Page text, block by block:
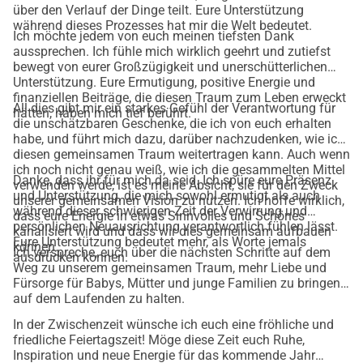
benötigen.
Meine neuen Fähigkeiten werden vielen zukünftigen
Müttern, Babys, jungen Familien und Gemeinschaften
dienen. Und wer weiß? Vielleicht kann ich sogar dich oder
jemanden, der dir sehr am Herzen liegt, unterstützen, wenn
du es brauchst:
Unterstützung während der Geburt (als Doula),
Heilung von einer schwierigen Geburtserfahrung (als Birth
Story Listener),
Ermutigung und Unterstützung in der persönlichen
Entwicklung (als Psychotherapeutin und Kunsttherapeutin),
Anleitung zur Verwirklichung deiner wertvollsten Träume
und Bestrebungen (als Dream Manager).
Wenn du mir ein Geburtstagsgeschenk machen möchtest,
kannst du mich auf diesem Weg mit jedem beliebigen
Betrag unterstützen. Ich bin dankbar und schätze jeden
Beitrag und ich werde eine besondere Möglichkeit finden,
über den Verlauf der Dinge teilt. Eure Unterstützung
während dieses Prozesses hat mir die Welt bedeutet.
Ich möchte jedem von euch meinen tiefsten Dank
aussprechen. Ich fühle mich wirklich geehrt und zutiefst
bewegt von eurer Großzügigkeit und unerschütterlichen
Unterstützung. Eure Ermutigung, positive Energie und
finanziellen Beiträge, die diesen Traum zum Leben erweckt
hätten, haben mich tief berührt.
All dies gibt mir ein starkes Gefühl der Verantwortung für
die unschätzbaren Geschenke, die ich von euch erhalten
habe, und führt mich dazu, darüber nachzudenken, wie ich
diesen gemeinsamen Traum weitertragen kann. Auch wenn
ich noch nicht genau weiß, wie ich die gesammelten Mittel
verwenden werde, ist es meine Absicht, sie für den Zweck
unserer gemeinsamen Vision zu nutzen. Ich hoffe wirklich,
dass eure Energie in etwas Sinnvolles und Schönes
kanalisiert wird und dass wir dies gemeinsam aufbauen
können.
Danke, dass ihr für mich da seid. Ich spüre eure Präsenz
und Unterstützung, die mich sowohl ermutigt als auch
während dieser schwierigen Zeit der Verwirrung und
persönlichen Neuausrichtung verantwortlich fühlen lässt.
Eure Unterstützung bedeutet mehr, als Worte jemals
ausdrücken können.
Ich verspreche, euch über die nächsten Schritte auf dem
Weg zu unserem gemeinsamen Traum, mehr Liebe und
Fürsorge für Babys, Mütter und junge Familien zu bringen,
auf dem Laufenden zu halten.
In der Zwischenzeit wünsche ich euch eine fröhliche und
friedliche Feiertagszeit! Möge diese Zeit euch Ruhe,
Inspiration und neue Energie für das kommende Jahr